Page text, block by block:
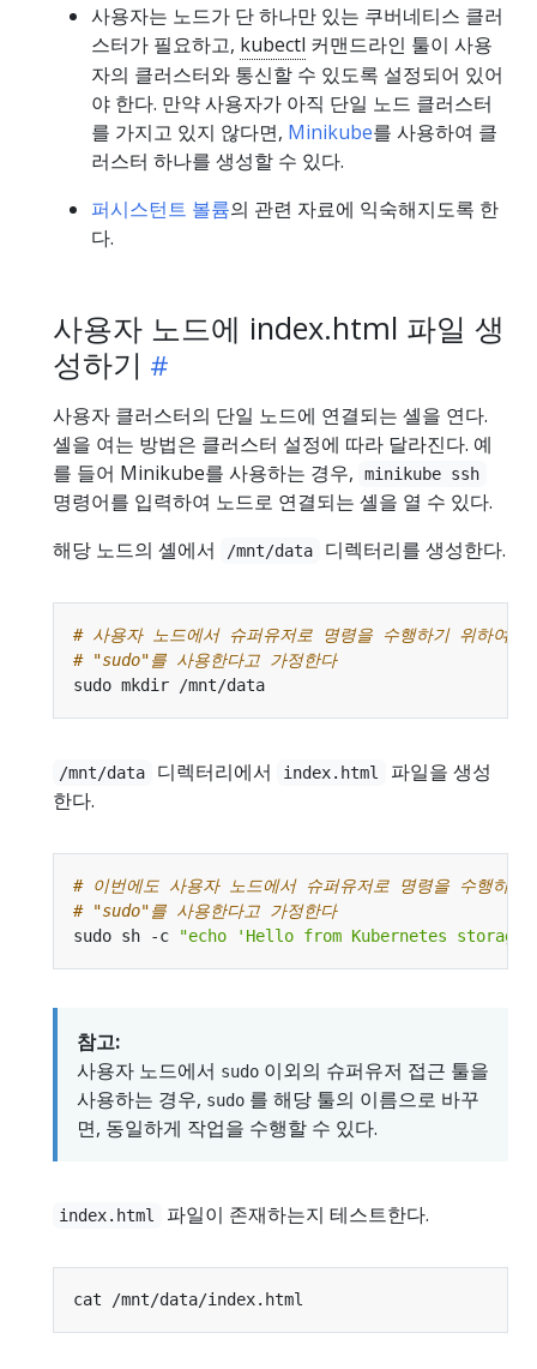
사용자는 노드가 단 하나만 있는 쿠버네티스 클러
스터가 필요하고, kubectl 커맨드라인 툴이 사용
자의 클러스터와 통신할 수 있도록 설정되어 있어
야 한다. 만약 사용자가 아직 단일 노드 클러스터
를 가지고 있지 않다면, Minikube를 사용하여 클
러스터 하나를 생성할 수 있다.
퍼시스턴트 볼륨의 관련 자료에 익숙해지도록 한
다.
사용자 노드에 index.html 파일 생
성하기
사용자 클러스터의 단일 노드에 연결되는 셸을 연다.
셸을 여는 방법은 클러스터 설정에 따라 달라진다. 예
를 들어 Minikube를 사용하는 경우,
minikube ssh
명령어를 입력하여 노드로 연결되는 셸을 열 수 있다.
해당 노드의 셸에서
/mnt/data 디렉터리를 생성한다.
# 사용자 노드에서 슈퍼유저로 명령을 수행하기 위하여
# "sudo"를 사용한다고 가정한다
/mnt/data 디렉터리에서 index.html
파일을 생성
한다.
# 이번에도 사용자 노드에서 슈퍼유저로 명령을 수행하기
# "sudo"를 사용한다고 가정한다
sudo sh -c
"echo 'Hello from Kubernetes
참고:
사용자 노드에서 sudo 이외의 슈퍼유저 접근 툴을
사용하는 경우, sudo 를 해당 툴의 이름으로 바꾸
면, 동일하게 작업을 수행할 수 있다.
index.html 파일이 존재하는지 테스트한다.